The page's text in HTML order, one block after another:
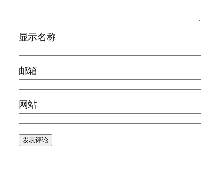
显示名称
邮箱
网站